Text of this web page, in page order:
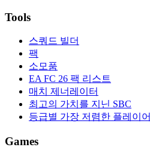
Tools
스쿼드 빌더
팩
소모품
EA FC 26 팩 리스트
매치 제너레이터
최고의 가치를 지닌 SBC
등급별 가장 저렴한 플레이어
Games